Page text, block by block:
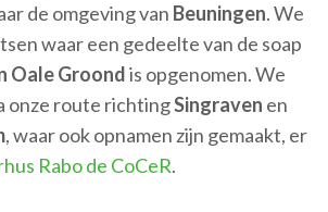
de omgeving van Beuningen. We
waar een gedeelte van de soap
Oale Groondis opgenomen. We
onze route richtingSingraven en
, waar ook opnamen zijn gemaakt, er
Rabo de CoCeR.